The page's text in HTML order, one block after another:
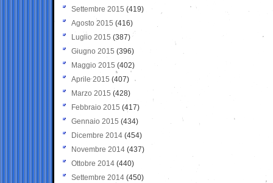
Settembre 2015 (419)
Agosto 2015 (416)
Luglio 2015 (387)
Giugno 2015 (396)
Maggio 2015 (402)
Aprile 2015 (407)
Marzo 2015 (428)
Febbraio 2015 (417)
Gennaio 2015 (434)
Dicembre 2014 (454)
Novembre 2014 (437)
Ottobre 2014 (440)
Settembre 2014 (450)